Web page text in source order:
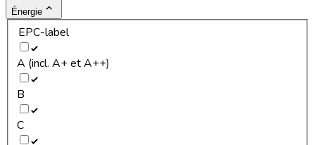
Énergie
EPC-label
A (incl. A+ et A++)
B
C